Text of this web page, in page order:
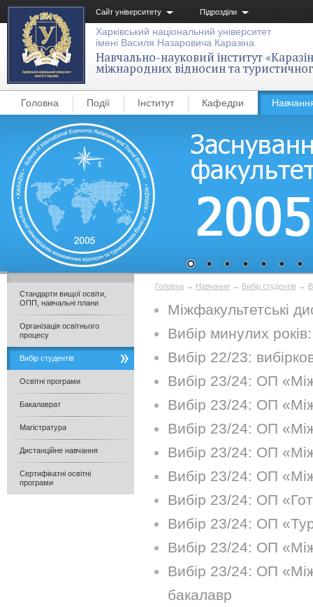
Сайт університету Підрозділи
Харківський національний університет
імені Василя Назаровича Каразіна
Навчально-науковий інститут
міжнародних відносин та
Головна Події Інститут Кафедри
Головна → Навчання → Вибір студентів →
Міжфакультетські
Вибір минулих
Вибір 22/23:
Вибір 23/24: ОП
Вибір 23/24: ОП
Вибір 23/24: ОП
Вибір 23/24: ОП
Вибір 23/24: ОП
Вибір 23/24: ОП
Вибір 23/24: ОП
Вибір 23/24: ОП
Вибір 23/24: ОП
бакалавр
Стандарти вищої освіти,
ОПП, навчальні плани
Організація освітнього
процесу
Вибір студентів
Освітні програми
Бакалаврат
Магістратура
Дистанційне навчання
Сертифікатні освітні
програми